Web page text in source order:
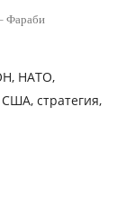
Фараби
НАТО,
стратегия,